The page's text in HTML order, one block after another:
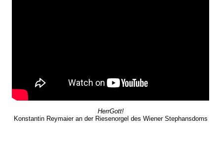
HerrGott!
Konstantin Reymaier an der Riesenorgel des Wiener Stephansdoms